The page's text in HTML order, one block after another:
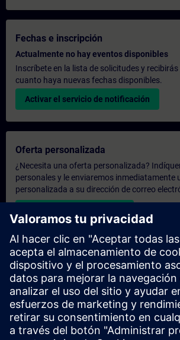
Fechas e inscripción
Actualmente no hay eventos disponibles
Inscríbete en la lista de solicitudes y
cuanto haya nuevas fechas disponibles.
Activar el servicio de notificación
Oferta personalizada
¿Necesita una oferta personalizada?
personales y le enviaremos inmediatamente
personalizada a su dirección de correo
Enviar una oferta personal
Solicitar presupuesto exclusivo
¿Necesita una formación más especializada
presupuesto para una formación exclusiva,
virtual o en un centro de formación
sus datos personales y sus necesidades
enviaremos un presupuesto personalizado.